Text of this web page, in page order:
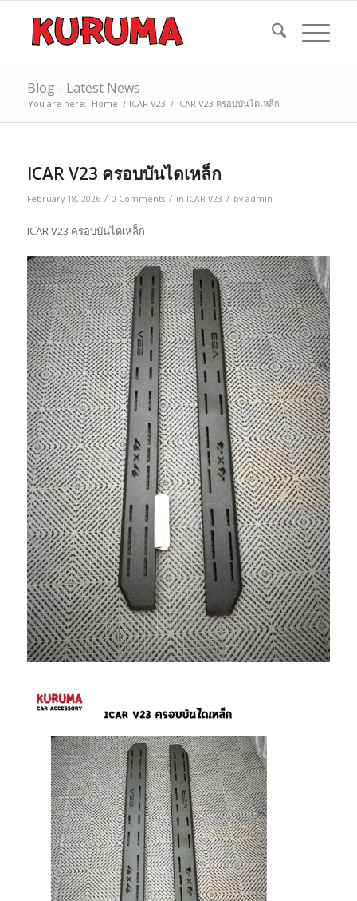
Blog - Latest News
You are here: Home / ICAR V23 / ICAR V23 ครอบบันไดเหล็ก
ICAR V23 ครอบบันไดเหล็ก
February 18, 2026 / 0 Comments / in ICAR V23 / by admin
ICAR V23 ครอบบันไดเหล็ก